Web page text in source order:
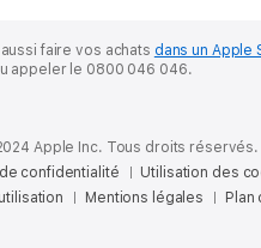
faire vos achats dans un Apple
appeler le 0800 046 046.
Apple Inc. Tous droits réservés.
confidentialité
Utilisation des
Mentions légales Plan